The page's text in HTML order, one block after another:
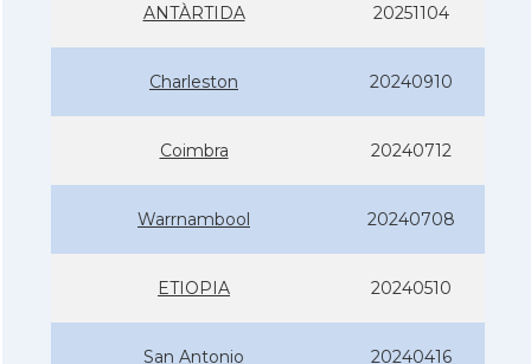
ANTÀRTIDA 20251104
Charleston 20240910
Coimbra 20240712
Warrnambool 20240708
ETIOPIA 20240510
San Antonio 20240416